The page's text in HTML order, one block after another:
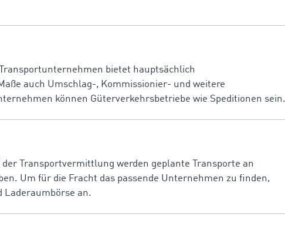
bietet hauptsächlich
auch Umschlag-, Kommissionier- und weitere
können Güterverkehrsbetriebe wie Speditionen sein.
Transportvermittlung werden geplante Transporte an
Um für die Fracht das passende Unternehmen zu finden,
Laderaumbörse an.